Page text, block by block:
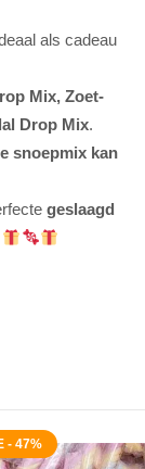
als cadeau
Mix, Zoet-
Drop Mix.
snoepmix kan
geslaagd
- 47%